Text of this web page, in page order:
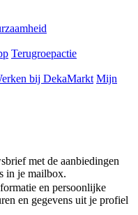
Terugroepactie
bij DekaMarkt Mijn
met de aanbiedingen
in je mailbox.
en persoonlijke
en gegevens uit je profiel